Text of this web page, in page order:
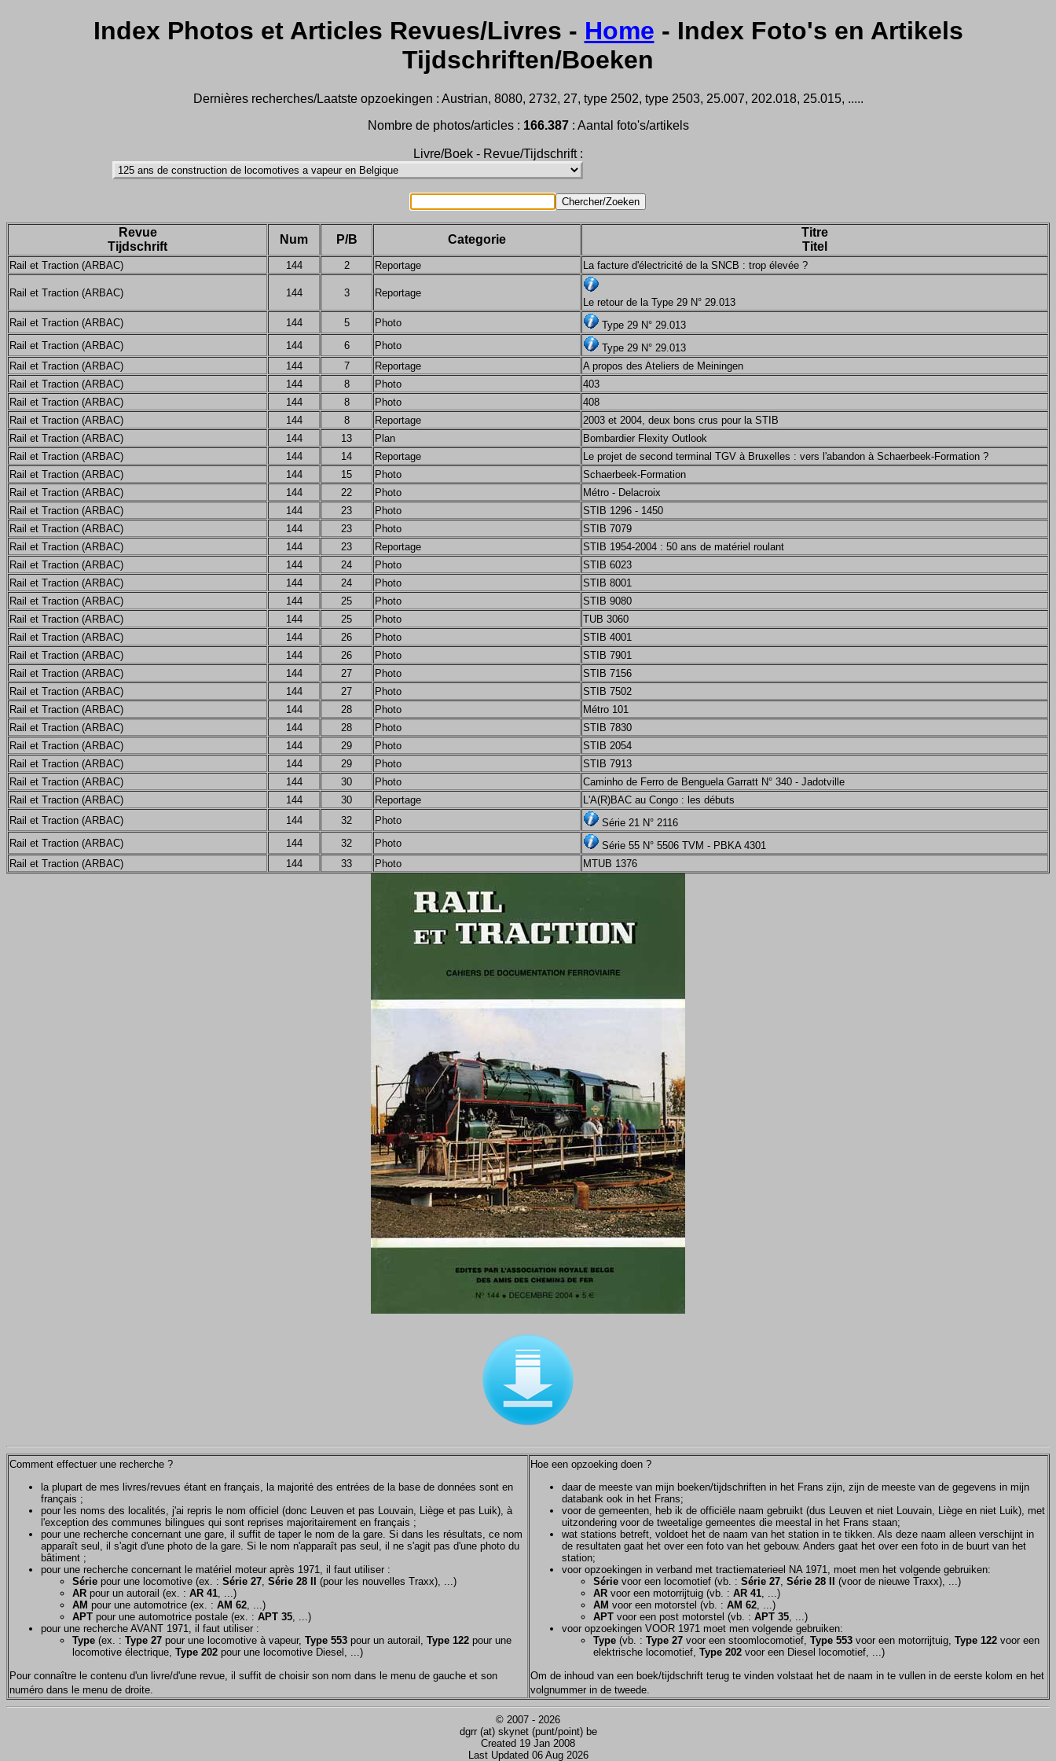
Index Photos et Articles Revues/Livres - Home - Index Foto's en Artikels
Tijdschriften/Boeken
Dernières recherches/Laatste opzoekingen : Austrian, 8080, 2732, 27, type 2502, type 2503, 25.007, 202.018, 25.015, .....
Nombre de photos/articles : 166.387: Aantal foto's/artikels
Livre/Boek - Revue/Tijdschrift :
Revue
Tijdschrift
Num P/B Categorie
Titre
Titel
Rail et Traction (ARBAC) 144 2 Reportage La facture d'électricité de la SNCB : trop élevée ?
Rail et Traction (ARBAC) 144 3
Reportage
Le retour de la Type 29 N° 29.013
Rail et Traction (ARBAC)
144 5 Photo
Type 29 N° 29.013
Rail et Traction (ARBAC)
144 6 Photo
Type 29 N° 29.013
Rail et Traction (ARBAC)
144 7 Reportage
A propos des Ateliers de Meiningen
Rail et Traction (ARBAC)
144 8 Photo
403
Rail et Traction (ARBAC)
144 8 Photo
408
Rail et Traction (ARBAC)
144 8 Reportage
2003 et 2004, deux bons crus pour la STIB
Rail et Traction (ARBAC)
144 13 Plan
Bombardier Flexity Outlook
Rail et Traction (ARBAC)
144 14 Reportage
Le projet de second terminal TGV à Bruxelles : vers l'abandon à Schaerbeek-Formation ?
Rail et Traction (ARBAC)
144 15 Photo
Schaerbeek-Formation
Rail et Traction (ARBAC)
144 22 Photo
Métro - Delacroix
Rail et Traction (ARBAC)
144 23 Photo
STIB 1296 - 1450
Rail et Traction (ARBAC)
144 23 Photo
STIB 7079
Rail et Traction (ARBAC)
144 23 Reportage
STIB 1954-2004 : 50 ans de matériel roulant
Rail et Traction (ARBAC)
144 24 Photo
STIB 6023
Rail et Traction (ARBAC)
144 24 Photo
STIB 8001
Rail et Traction (ARBAC)
144 25 Photo
STIB 9080
Rail et Traction (ARBAC)
144 25 Photo
TUB 3060
Rail et Traction (ARBAC)
144 26 Photo
STIB 4001
Rail et Traction (ARBAC)
144 26 Photo
STIB 7901
Rail et Traction (ARBAC)
144 27 Photo
STIB 7156
Rail et Traction (ARBAC)
144 27 Photo
STIB 7502
Rail et Traction (ARBAC)
144 28 Photo
Métro 101
Rail et Traction (ARBAC)
144 28 Photo
STIB 7830
Rail et Traction (ARBAC)
144 29 Photo
STIB 2054
Rail et Traction (ARBAC)
144 29 Photo
STIB 7913
Rail et Traction (ARBAC)
144 30 Photo
Caminho de Ferro de Benguela Garratt N° 340 - Jadotville
Rail et Traction (ARBAC)
144 30 Reportage
L'A(R)BAC au Congo : les débuts
Rail et Traction (ARBAC)
144 32 Photo
Série 21 N° 2116
Rail et Traction (ARBAC)
144 32 Photo
Série 55 N° 5506 TVM - PBKA 4301
Rail et Traction (ARBAC)
144 33 Photo MTUB 1376
Comment effectuer une recherche ?
la plupart de mes livres/revues étant en français, la majorité des entrées de la base de données sont en
français ;
pour les noms des localités, j'ai repris le nom officiel (donc Leuven et pas Louvain, Liège et pas Luik), à
l'exception des communes bilingues qui sont reprises majoritairement en français ;
pour une recherche concernant une gare, il suffit de taper le nom de la gare. Si dans les résultats, ce nom
apparaît seul, il s'agit d'une photo de la gare. Si le nom n'apparaît pas seul, il ne s'agit pas d'une photo du
bâtiment ;
pour une recherche concernant le matériel moteur après 1971, il faut utiliser :
Série pour une locomotive (ex. : Série 27 Série 28 II
(pour les nouvelles Traxx), ...)
AR pour un autorail (ex. : AR 41 , ...)
AM pour une automotrice (ex. : AM 62 , ...)
APT pour une automotrice postale (ex. : APT 35 , ...)
pour une recherche AVANT 1971, il faut utiliser :
Type (ex. : Type 27 pour une locomotive à vapeur, Type 553 pour un autorail, Type 122 pour une
locomotive électrique, Type 202 pour une locomotive Diesel, ...)
Pour connaître le contenu d'un livre/d'une revue, il suffit de choisir son nom dans le menu de gauche et son
numéro dans le menu de droite.
Hoe een opzoeking doen ?
daar de meeste van mijn boeken/tijdschriften in het Frans zijn, zijn de meeste van de gegevens in mijn
databank ook in het Frans;
voor de gemeenten, heb ik de officiële naam gebruikt (dus Leuven et niet Louvain, Liège en niet Luik), met
uitzondering voor de tweetalige gemeentes die meestal in het Frans staan;
wat stations betreft, voldoet het de naam van het station in te tikken. Als deze naam alleen verschijnt in
de resultaten gaat het over een foto van het gebouw. Anders gaat het over een foto in de buurt van het
station;
voor opzoekingen in verband met tractiematerieel NA 1971, moet men het volgende gebruiken:
Série voor een locomotief (vb. : Série 27 Série 28 II
(voor de nieuwe Traxx), ...)
AR voor een motorrijtuig (vb. : AR 41 , ...)
AM voor een motorstel (vb. : AM 62 , ...)
APT voor een post motorstel (vb. : APT 35 , ...)
voor opzoekingen VOOR 1971 moet men volgende gebruiken:
Type (vb. : Type 27 voor een stoomlocomotief, Type 553 voor een motorrijtuig, Type 122 voor een
elektrische locomotief, Type 202 voor een Diesel locomotief, ...)
Om de inhoud van een boek/tijdschrift terug te vinden volstaat het de naam in te vullen in de eerste kolom en het
volgnummer in de tweede.
© 2007 - 2026
dgrr (at) skynet (punt/point) be
Created 19 Jan 2008
Last Updated 06 Aug 2026